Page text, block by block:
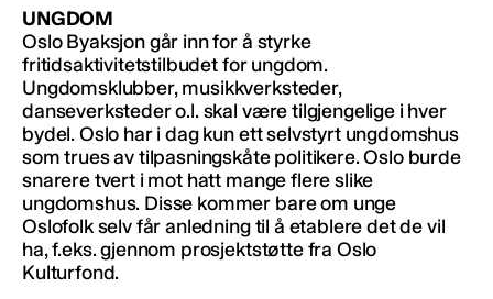
UNGDOM
Oslo Byaksjon går inn for å styrke
fritidsaktivitetstilbudet for ungdom.
Ungdomsklubber, musikkverksteder,
danseverksteder o.l. skal være tilgjengelige i hver
bydel. Oslo har i dag kun ett selvstyrt ungdomshus
som trues av tilpasningskåte politikere. Oslo burde
snarere tvert i mot hatt mange flere slike
ungdomshus. Disse kommer bare om unge
Oslofolk selv får anledning til å etablere det de vil
ha, f.eks. gjennom prosjektstøtte fra Oslo
Kulturfond.